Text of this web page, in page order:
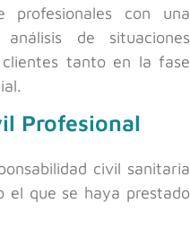
profesionales con una
de situaciones
clientes tanto en la fase
Profesional
civil sanitaria
el que se haya prestado